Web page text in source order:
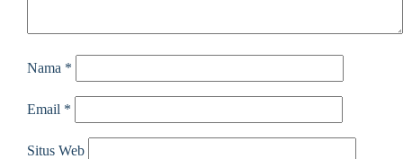
Nama *
Email *
Situs Web